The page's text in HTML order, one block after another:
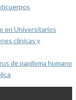
en Universitarios
clínicas y
de papiloma humano